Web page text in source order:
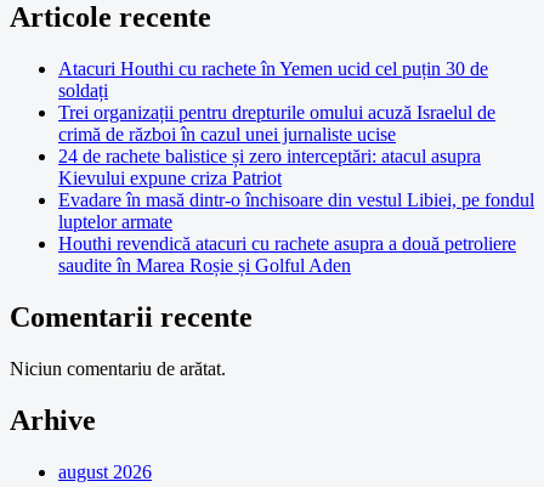
Articole recente
Atacuri Houthi cu rachete în Yemen ucid cel puțin 30 de
soldați
Trei organizații pentru drepturile omului acuză Israelul de
crimă de război în cazul unei jurnaliste ucise
24 de rachete balistice și zero interceptări: atacul asupra
Kievului expune criza Patriot
Evadare în masă dintr-o închisoare din vestul Libiei, pe fondul
luptelor armate
Houthi revendică atacuri cu rachete asupra a două petroliere
saudite în Marea Roșie și Golful Aden
Comentarii recente
Niciun comentariu de arătat.
Arhive
august 2026